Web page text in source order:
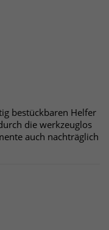
bestückbaren Helfer
die werkzeuglos
auch nachträglich
Nummer zu,
zu
werde lokal
und
Unternehmen
Matomo
wird verwendet,
und